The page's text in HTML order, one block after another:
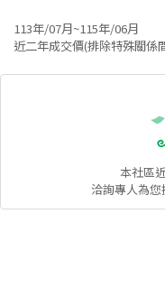
113年/07月~115年/06月
近二年成交價(排除特殊關係
本社區
洽詢專人為您